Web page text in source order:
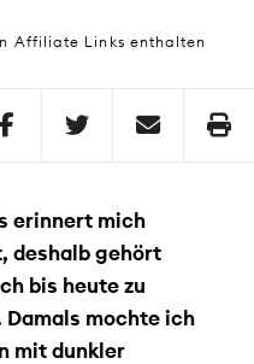
Affiliate Links enthalten
erinnert mich
deshalb gehört
bis heute zu
Damals mochte ich
mit dunkler